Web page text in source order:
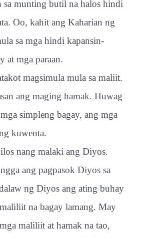
sa munting butil na halos hindi
Oo, kahit ang Kaharian ng
sa mga hindi kapansin-
at mga paraan.
magsimula mula sa maliit.
ang maging hamak. Huwag
simpleng bagay, ang mga
kuwenta.
nang malaki ang Diyos.
ang pagpasok Diyos sa
ng Diyos ang ating buhay
na bagay lamang. May
maliliit at hamak na tao,